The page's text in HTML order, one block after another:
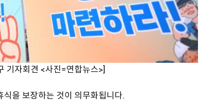
기자회견 <사진=연합뉴스>]
을 보장하는 것이 의무화됩니다.